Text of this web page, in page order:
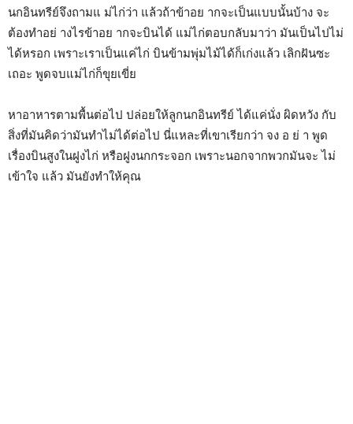
นกอินทรีย์จึงถามแ ม่ไก่ว่า แล้วถ้าข้าอย ากจะเป็นแบบนั้นบ้าง จะ
ต้องทำอย่ างไรข้าอย ากจะบินได้ แม่ไก่ตอบกลับมาว่า มันเป็นไปไม่
ได้หรอก เพราะเราเป็นแค่ไก่ บินข้ามพุ่มไม้ได้ก็เก่งแล้ว เลิกฝันซะ
เถอะ พูดจบแม่ไก่ก็ขุยเขี่ย
หาอาหารตามพื้นต่อไป ปล่อยให้ลูกนกอินทรีย์ ได้แค่นั่ง ผิดหวัง กับ
สิ่งที่มันคิดว่ามันทำไม่ได้ต่อไป นี่แหละที่เขาเรียกว่า จง อ ย่ า พูด
เรื่องบินสูงในฝูงไก่ หรือฝูงนกกระจอก เพราะนอกจากพวกมันจะ ไม่
เข้าใจ แล้ว มันยังทำให้คุณ